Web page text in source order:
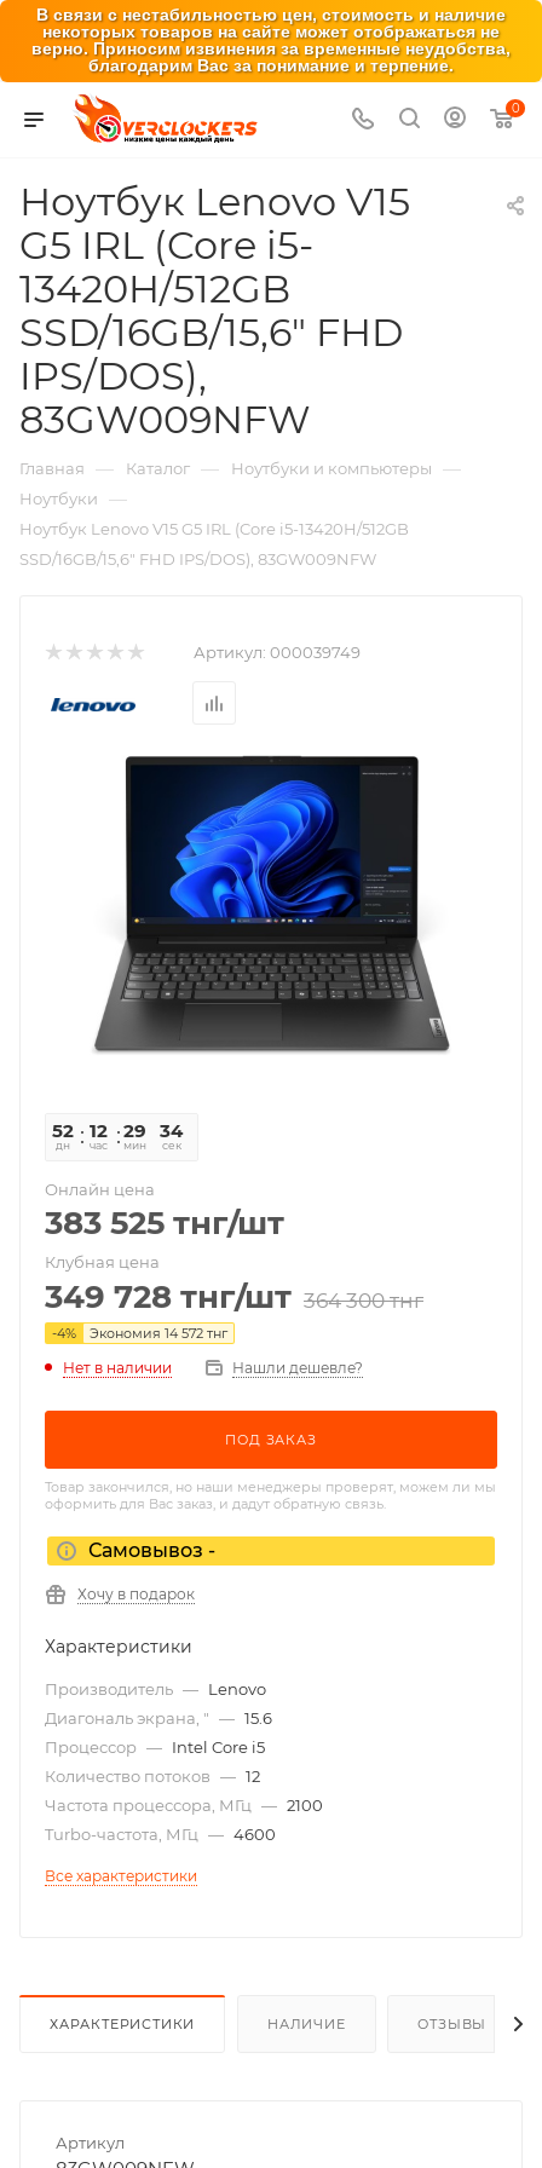
В связи с нестабильностью цен, стоимость и наличие
некоторых товаров на сайте может отображаться не
верно. Приносим извинения за временные неудобства,
благодарим Вас за понимание и терпение.
0
Ноутбук Lenovo V15
G5 IRL (Core i5-
13420H/512GB
SSD/16GB/15,6" FHD
IPS/DOS),
83GW009NFW
Главная — Каталог — Ноутбуки и компьютеры —
Ноутбуки —
Ноутбук Lenovo V15 G5 IRL (Core i5-13420H/512GB
SSD/16GB/15,6" FHD IPS/DOS), 83GW009NFW
Артикул: 000039749
52
дн
12
час
29
мин
34
сек
Онлайн цена
383 525 тнг/шт
Клубная цена
349 728 тнг/шт 364 300тнг
-4% Экономия 14 572 тнг
Нет в наличии Нашли дешевле?
ПОД ЗАКАЗ
Товар закончился, но наши менеджеры проверят, можем ли мы
оформить для Вас заказ, и дадут обратную связь.
Самовывоз -
Хочу в подарок
Характеристики
Производитель — Lenovo
Диагональ экрана, " — 15.6
Процессор — Intel Core i5
Количество потоков — 12
Частота процессора, МГц — 2100
Turbo-частота, МГц — 4600
Все характеристики
ХАРАКТЕРИСТИКИ НАЛИЧИЕ ОТЗЫВЫ
Артикул